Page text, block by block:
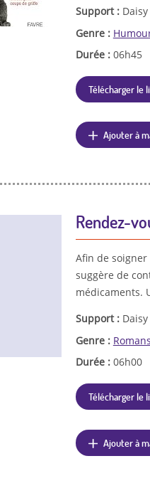
Support :
Genre :
Durée : 06h45
Télécharger le
Ajouter à
Rendez-
Afin de
suggère de
médicaments.
Support :
Genre : Romans
Durée : 06h00
Télécharger le
Ajouter à